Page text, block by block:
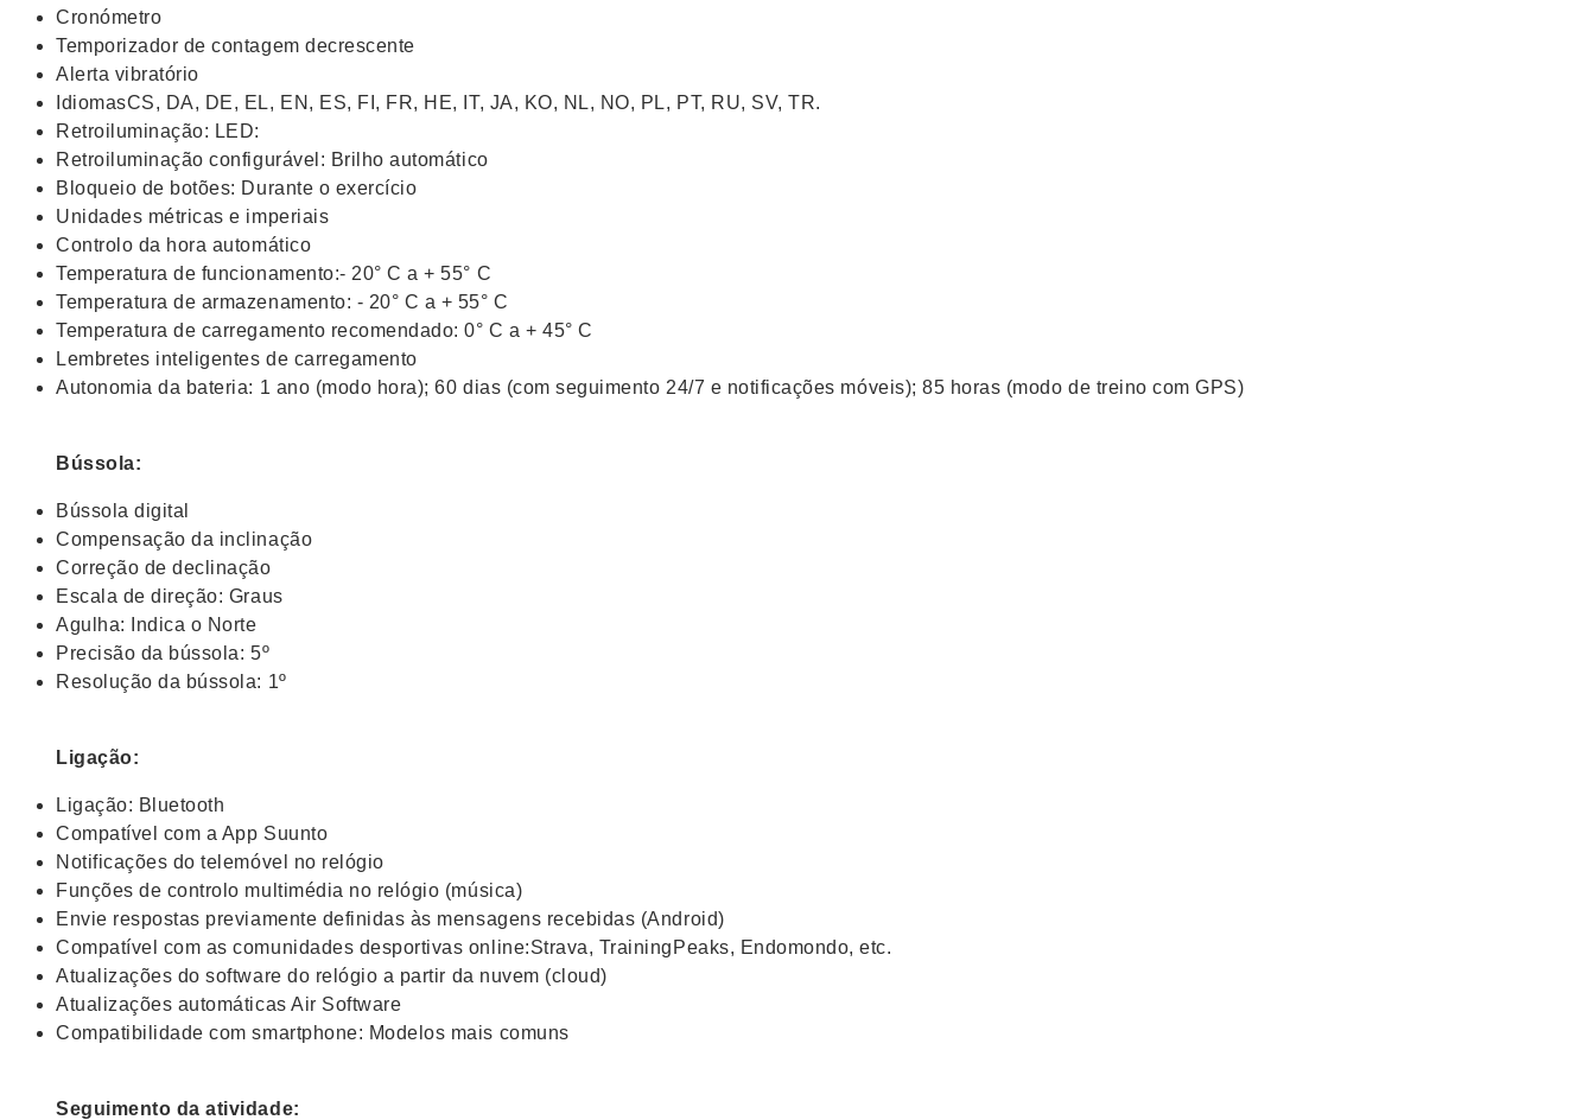
Cronómetro
Temporizador de contagem decrescente
Alerta vibratório
IdiomasCS, DA, DE, EL, EN, ES, FI, FR, HE, IT, JA, KO, NL, NO, PL, PT, RU, SV, TR.
Retroiluminação: LED:
Retroiluminação configurável: Brilho automático
Bloqueio de botões: Durante o exercício
Unidades métricas e imperiais
Controlo da hora automático
Temperatura de funcionamento:- 20° C a + 55° C
Temperatura de armazenamento: - 20° C a + 55° C
Temperatura de carregamento recomendado: 0° C a + 45° C
Lembretes inteligentes de carregamento
Autonomia da bateria: 1 ano (modo hora); 60 dias (com seguimento 24/7 e notificações móveis); 85 horas (modo de treino com GPS)
Bússola:
Bússola digital
Compensação da inclinação
Correção de declinação
Escala de direção: Graus
Agulha: Indica o Norte
Precisão da bússola: 5º
Resolução da bússola: 1º
Ligação:
Ligação: Bluetooth
Compatível com a App Suunto
Notificações do telemóvel no relógio
Funções de controlo multimédia no relógio (música)
Envie respostas previamente definidas às mensagens recebidas (Android)
Compatível com as comunidades desportivas online:Strava, TrainingPeaks, Endomondo, etc.
Atualizações do software do relógio a partir da nuvem (cloud)
Atualizações automáticas Air Software
Compatibilidade com smartphone: Modelos mais comuns
Seguimento da atividade: